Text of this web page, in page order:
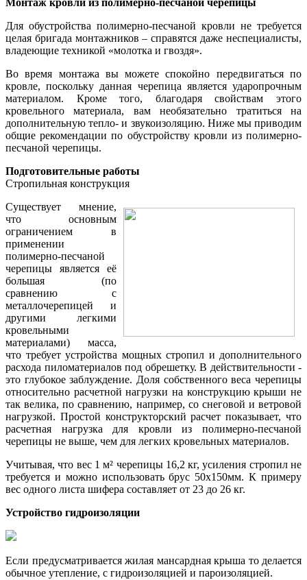
Монтаж кровли из полимерно-песчаной черепицы
Для обустройства полимерно-песчаной кровли не требуется
целая бригада монтажников – справятся даже неспециалисты,
владеющие техникой «молотка и гвоздя».
Во время монтажа вы можете спокойно передвигаться по
кровле, поскольку данная черепица является ударопрочным
материалом. Кроме того, благодаря свойствам этого
кровельного материала, вам необязательно тратиться на
дополнительную тепло- и звукоизоляцию. Ниже мы приводим
общие рекомендации по обустройству кровли из полимерно-
песчаной черепицы.
Подготовительные работы
Стропильная конструкция
Существует мнение,
что основным
ограничением в
применении
полимерно-песчаной
черепицы является её
большая (по
сравнению с
металлочерепицей и
другими легкими
кровельными
материалами) масса,
что требует устройства мощных стропил и дополнительного
расхода пиломатериалов под обрешетку. В действительности -
это глубокое заблуждение. Доля собственного веса черепицы
относительно расчетной нагрузки на конструкцию крыши не
так велика, по сравнению, например, со снеговой и ветровой
нагрузкой. Простой конструкторский расчет показывает, что
расчетная нагрузка для кровли из полимерно-песчаной
черепицы не выше, чем для легких кровельных материалов.
Учитывая, что вес 1 м² черепицы 16,2 кг, усиления стропил не
требуется и можно использовать брус 50х150мм. К примеру
вес одного листа шифера составляет от 23 до 26 кг.
Устройство гидроизоляции
Если предусматривается жилая мансардная крыша то делается
обычное утепление, с гидроизоляцией и пароизоляцией.